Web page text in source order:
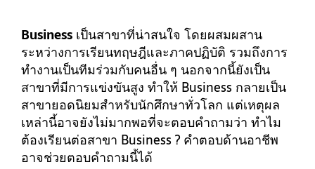
Business เป็นสาขาที่น่าสนใจ โดยผสมผสาน
ระหว่างการเรียนทฤษฎีและภาคปฏิบัติ รวมถึงการ
ทำงานเป็นทีมร่วมกับคนอื่น ๆ นอกจากนี้ยังเป็น
สาขาที่มีการแข่งขันสูง ทำให้ Business กลายเป็น
สาขายอดนิยมสำหรับนักศึกษาทั่วโลก แต่เหตุผล
เหล่านี้อาจยังไม่มากพอที่จะตอบคำถามว่า ทำไม
ต้องเรียนต่อสาขา Business ? คำตอบด้านอาชีพ
อาจช่วยตอบคำถามนี้ได้